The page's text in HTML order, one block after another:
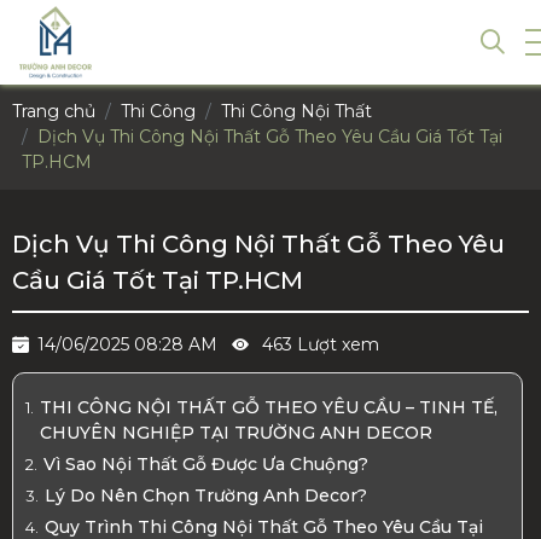
Trang chủ Thi Công
Thi Công Nội Thất
Dịch Vụ Thi Công Nội Thất Gỗ Theo Yêu Cầu Giá Tốt Tại
TP.HCM
Dịch Vụ Thi Công Nội Thất Gỗ Theo Yêu
Cầu Giá Tốt Tại TP.HCM
14/06/2025 08:28 AM 463 Lượt xem
THI CÔNG NỘI THẤT GỖ THEO YÊU CẦU – TINH TẾ,
CHUYÊN NGHIỆP TẠI TRƯỜNG ANH DECOR
Vì Sao Nội Thất Gỗ Được Ưa Chuộng?
Lý Do Nên Chọn Trường Anh Decor?
Quy Trình Thi Công Nội Thất Gỗ Theo Yêu Cầu Tại